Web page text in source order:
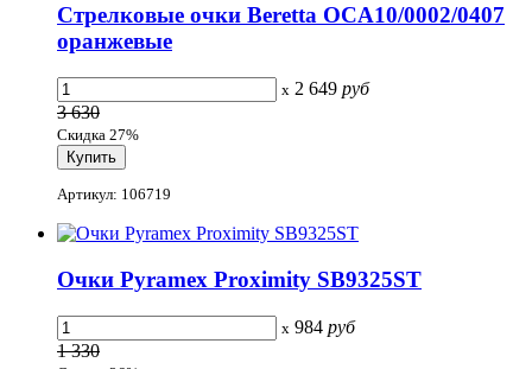
Стрелковые очки Beretta OCA10/0002/0407
оранжевые
x 2 649 руб
3 630
Скидка 27%
Артикул: 106719
Очки Pyramex Proximity SB9325ST
x 984 руб
1 330